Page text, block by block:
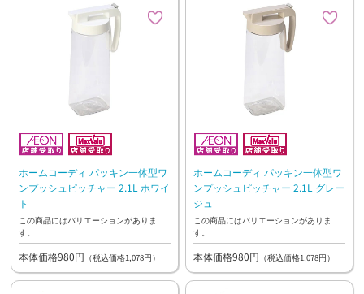
ホームコーディ パッキン一体型ワ
ンプッシュピッチャー 2.1L ホワイ
ト
この商品にはバリエーションがありま
す。
本体価格980円 （税込価格1,078円）
ホームコーディ パッキン一体型ワ
ンプッシュピッチャー 2.1L グレー
ジュ
この商品にはバリエーションがありま
す。
本体価格980円 （税込価格1,078円）